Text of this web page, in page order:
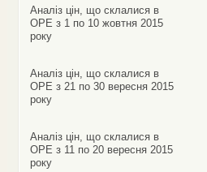
Аналіз цін, що склалися в
ОРЕ з 1 по 10 жовтня 2015
року
Аналіз цін, що склалися в
ОРЕ з 21 по 30 вересня 2015
року
Аналіз цін, що склалися в
ОРЕ з 11 по 20 вересня 2015
року